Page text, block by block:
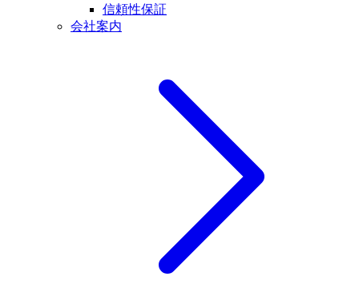
信頼性保証
会社案内